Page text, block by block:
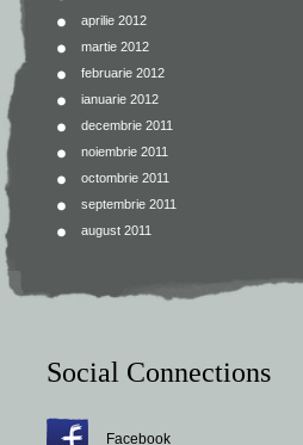
aprilie 2012
martie 2012
februarie 2012
ianuarie 2012
decembrie 2011
noiembrie 2011
octombrie 2011
septembrie 2011
august 2011
Social Connections
Facebook